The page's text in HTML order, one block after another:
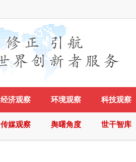
经济观察 环境观察 科技观察
传媒观察 舆曙角度 世干智库